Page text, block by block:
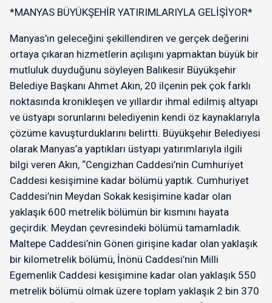
*MANYAS BÜYÜKŞEHİR YATIRIMLARIYLA GELİŞİYOR*
Manyas’ın geleceğini şekillendiren ve gerçek değerini
ortaya çıkaran hizmetlerin açılışını yapmaktan büyük bir
mutluluk duyduğunu söyleyen Balıkesir Büyükşehir
Belediye Başkanı Ahmet Akın, 20 ilçenin pek çok farklı
noktasında kronikleşen ve yıllardır ihmal edilmiş altyapı
ve üstyapı sorunlarını belediyenin kendi öz kaynaklarıyla
çözüme kavuşturduklarını belirtti. Büyükşehir Belediyesi
olarak Manyas’a yaptıkları üstyapı yatırımlarıyla ilgili
bilgi veren Akın, “Cengizhan Caddesi’nin Cumhuriyet
Caddesi kesişimine kadar bölümü yaptık. Cumhuriyet
Caddesi’nin Meydan Sokak kesişimine kadar olan
yaklaşık 600 metrelik bölümün bir kısmını hayata
geçirdik. Meydan çevresindeki bölümü tamamladık.
Maltepe Caddesi’nin Gönen girişine kadar olan yaklaşık
bir kilometrelik bölümü, İnönü Caddesi’nin Milli
Egemenlik Caddesi kesişimine kadar olan yaklaşık 550
metrelik bölümü olmak üzere toplam yaklaşık 2 bin 370